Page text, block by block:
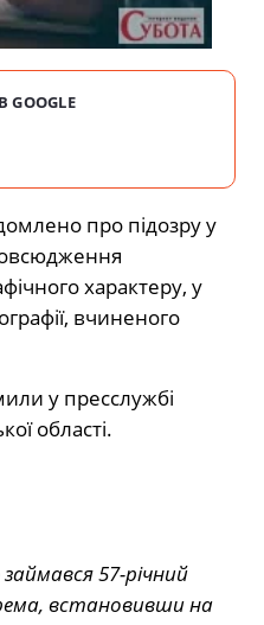
про підозру у
характеру, у
вчиненого
у пресслужбі
області.
57-річний
встановивши на